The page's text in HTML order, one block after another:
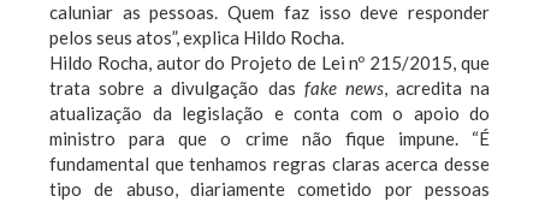
caluniar as pessoas. Quem faz isso deve responder
pelos seus atos”, explica Hildo Rocha.
Hildo Rocha, autor do Projeto de Lei nº 215/2015, que
trata sobre a divulgação das fake news, acredita na
atualização da legislação e conta com o apoio do
ministro para que o crime não fique impune. “É
fundamental que tenhamos regras claras acerca desse
tipo de abuso, diariamente cometido por pessoas